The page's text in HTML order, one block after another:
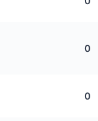
0
0